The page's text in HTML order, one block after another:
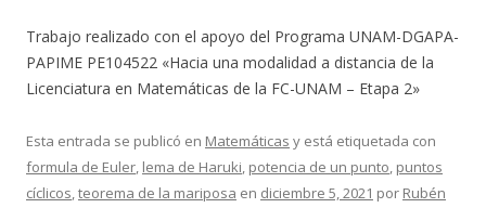
Trabajo realizado con el apoyo del Programa UNAM-DGAPA-
PAPIME PE104522 «Hacia una modalidad a distancia de la
Licenciatura en Matemáticas de la FC-UNAM – Etapa 2»
Esta entrada se publicó en Matemáticas y está etiquetada con
formula de Euler, lema de Haruki, potencia de un punto, puntos
cíclicos,teorema de la mariposa en diciembre 5, 2021 por Rubén